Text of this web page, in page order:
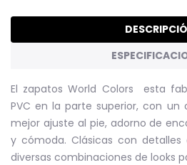
El zapatos World Colors esta
PVC en la parte superior, con un
mejor ajuste al pie, adorno de
y cómoda. Clásicas con
diversas combinaciones de looks